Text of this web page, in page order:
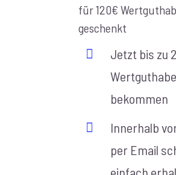
für 120€
geschenkt
Jetzt bis zu
bekommen
Innerhalb
per Email